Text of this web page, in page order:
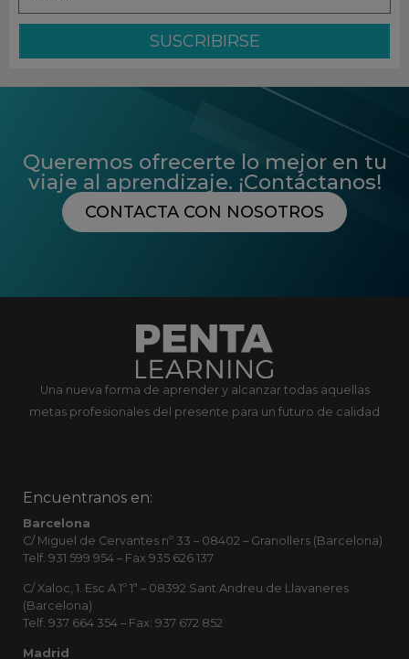
SUSCRIBIRSE
Queremos ofrecerte lo mejor en tu
viaje al aprendizaje. ¡Contáctanos!
CONTACTA CON NOSOTROS
Una nueva forma de aprender y alcanzar todas aquellas
metas profesionales del presente para un futuro de calidad
Encuentranos en:
Barcelona
C/ Miguel de Cervantes nº 33 – 08402 – Granollers (Barcelona)
Telf. 931 599 954 – Fax 935 626 137
C/ Xaloc, 1. Esc A 1º 1ª – 08392 Sant Andreu de Llavaneres
(Barcelona)
Telf. 937 664 354 – Fax: 937 672 852
Madrid